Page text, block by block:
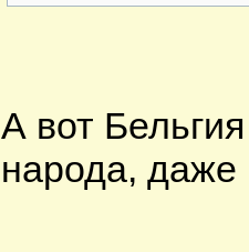
А вот
народа,